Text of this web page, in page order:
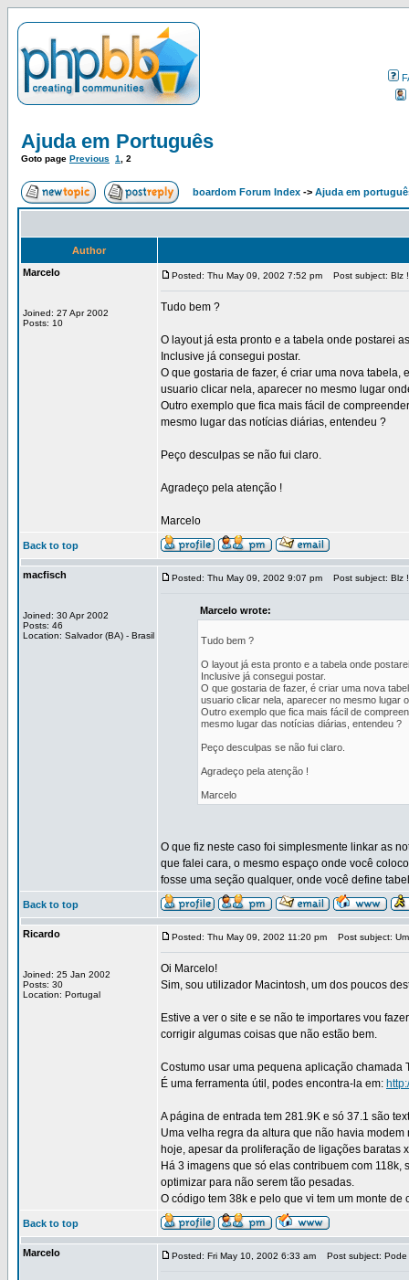
Ajuda em Português
Goto page Previous 1 2
boardom Forum Index -> Ajuda em
Author
Marcelo
Joined: 27 Apr 2002
Posts: 10
Posted: Thu May 09, 2002 7:52 pm Post subject: Blz
Tudo bem ?
O layout já esta pronto e a tabela onde postarei
Inclusive já consegui postar.
O que gostaria de fazer, é criar uma nova
usuario clicar nela, aparecer no mesmo lugar
Outro exemplo que fica mais fácil de
mesmo lugar das notícias diárias, entendeu ?
Peço desculpas se não fui claro.
Agradeço pela atenção !
Marcelo
Back to top
macfisch
Joined: 30 Apr 2002
Posts: 46
Location: Salvador (BA) - Brasil
Posted: Thu May 09, 2002 9:07 pm Post subject: Blz
Marcelo wrote:
Tudo bem ?
O layout já esta pronto e a tabela onde
Inclusive já consegui postar.
O que gostaria de fazer, é criar uma nova
usuario clicar nela, aparecer no mesmo lugar
Outro exemplo que fica mais fácil de
mesmo lugar das notícias diárias, entendeu ?
Peço desculpas se não fui claro.
Agradeço pela atenção !
Marcelo
O que fiz neste caso foi simplesmente linkar as
que falei cara, o mesmo espaço onde você
fosse uma seção qualquer, onde você define
Back to top
Ricardo
Joined: 25 Jan 2002
Posts: 30
Location: Portugal
Posted: Thu May 09, 2002 11:20 pm Post subject:
Oi Marcelo!
Sim, sou utilizador Macintosh, um dos poucos
Estive a ver o site e se não te importares vou
corrigir algumas coisas que não estão bem.
Costumo usar uma pequena aplicação chamada
É uma ferramenta útil, podes encontra-la em:
A página de entrada tem 281.9K e só 37.1 são
Uma velha regra da altura que não havia
hoje, apesar da proliferação de ligações baratas
Há 3 imagens que só elas contribuem com
optimizar para não serem tão pesadas.
O código tem 38k e pelo que vi tem um monte
Back to top
Marcelo Posted: Fri May 10, 2002 6:33 am Post subject: Pode